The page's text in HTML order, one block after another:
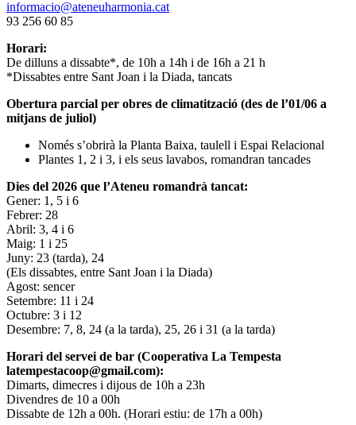
informacio@ateneuharmonia.cat
93 256 60 85
Horari:
De dilluns a dissabte*, de 10h a 14h i de 16h a 21 h
*Dissabtes entre Sant Joan i la Diada, tancats
Obertura parcial per obres de climatització (des de l’01/06 a
mitjans de juliol)
Només s’obrirà la Planta Baixa, taulell i Espai Relacional
Plantes 1, 2 i 3, i els seus lavabos, romandran tancades
Dies del 2026 que l’Ateneu romandrà tancat:
Gener: 1, 5 i 6
Febrer: 28
Abril: 3, 4 i 6
Maig: 1 i 25
Juny: 23 (tarda), 24
(Els dissabtes, entre Sant Joan i la Diada)
Agost: sencer
Setembre: 11 i 24
Octubre: 3 i 12
Desembre: 7, 8, 24 (a la tarda), 25, 26 i 31 (a la tarda)
Horari del servei de bar (Cooperativa La Tempesta
latempestacoop@gmail.com):
Dimarts, dimecres i dijous de 10h a 23h
Divendres de 10 a 00h
Dissabte de 12h a 00h. (Horari estiu: de 17h a 00h)